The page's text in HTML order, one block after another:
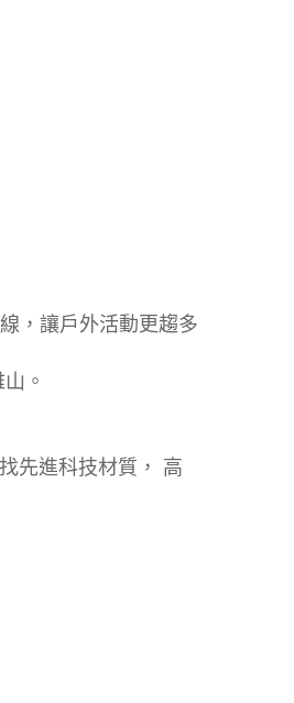
，讓戶外活動更趨多
。
先進科技材質， 高